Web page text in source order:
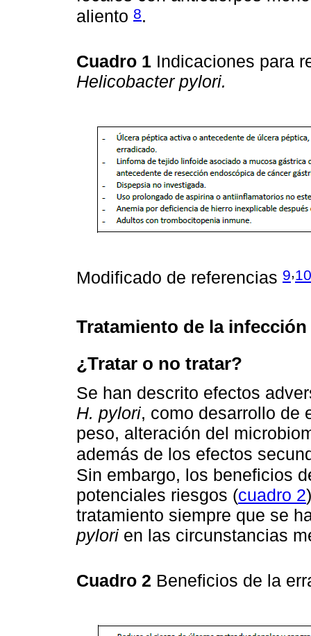
aliento 8.
Cuadro 1 Indicaciones para
Helicobacter pylori.
Modificado de referencias 9,10
Tratamiento de la
¿Tratar o no tratar?
Se han descrito efectos
H. pylori, como desarrollo de
peso, alteración del
además de los efectos
Sin embargo, los beneficios
potenciales riesgos (cuadro 2
tratamiento siempre que se
pylori en las circunstancias
Cuadro 2 Beneficios de la